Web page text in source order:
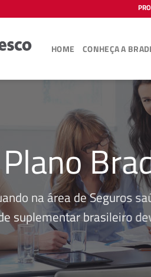
HOME CONHEÇA A
Plano
na área de Seguros
suplementar brasileiro